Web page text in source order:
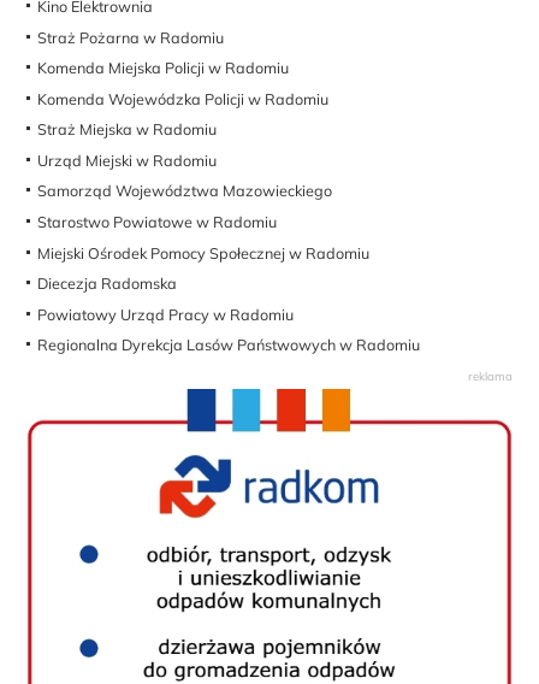
Kino Elektrownia
Straż Pożarna w Radomiu
Komenda Miejska Policji w Radomiu
Komenda Wojewódzka Policji w Radomiu
Straż Miejska w Radomiu
Urząd Miejski w Radomiu
Samorząd Województwa Mazowieckiego
Starostwo Powiatowe w Radomiu
Miejski Ośrodek Pomocy Społecznej w Radomiu
Diecezja Radomska
Powiatowy Urząd Pracy w Radomiu
Regionalna Dyrekcja Lasów Państwowych w Radomiu